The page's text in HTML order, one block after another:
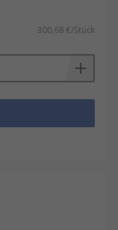
300,68 €/Stück